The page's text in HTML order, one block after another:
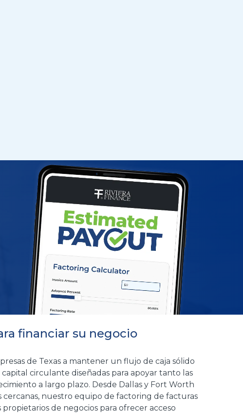
financiar su negocio
de Texas a mantener un flujo de caja sólido
circulante diseñadas para apoyar tanto las
a largo plazo. Desde Dallas y Fort Worth
cercanas, nuestro equipo de factoring de facturas
de negocios para ofrecer acceso